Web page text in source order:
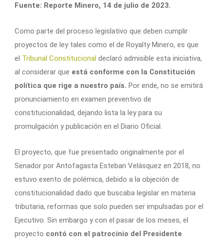
Fuente: Reporte Minero, 14 de julio de 2023.
Como parte del proceso legislativo que deben cumplir
proyectos de ley tales como el de Royalty Minero, es que
el Tribunal Constitucional declaró admisible esta iniciativa,
al considerar que está conforme con la Constitución
política que rige a nuestro país. Por ende, no se emitirá
pronunciamiento en examen preventivo de
constitucionalidad, dejando lista la ley para su
promulgación y publicación en el Diario Oficial.
El proyecto, que fue presentado originalmente por el
Senador por Antofagasta Esteban Velásquez en 2018, no
estuvo exento de polémica, debido a la objeción de
constitucionalidad dado que buscaba legislar en materia
tributaria, reformas que solo pueden ser impulsadas por el
Ejecutivo. Sin embargo y con el pasar de los meses, el
proyecto contó con el patrocinio del Presidente